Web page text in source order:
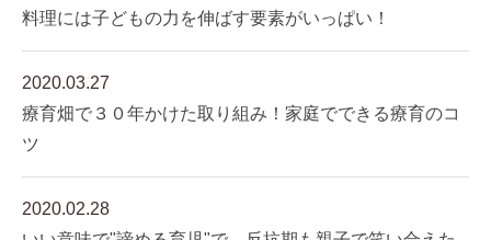
料理には子どもの力を伸ばす要素がいっぱい！
2020.03.27
療育畑で３０年かけた取り組み！家庭でできる療育のコ
ツ
2020.02.28